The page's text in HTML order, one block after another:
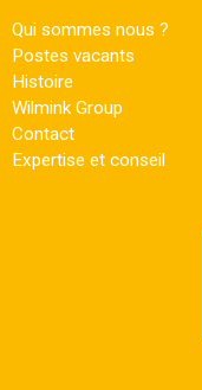
Qui sommes nous ?
Postes vacants
Histoire
Wilmink Group
Contact
Expertise et conseil